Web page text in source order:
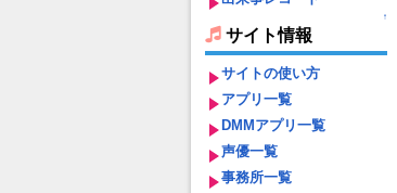
↑
サイト情報
サイトの使い方
アプリ一覧
DMMアプリ一覧
声優一覧
事務所一覧